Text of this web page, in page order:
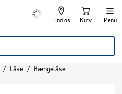
Find os Kurv Menu
/ Låse / Hængelåse